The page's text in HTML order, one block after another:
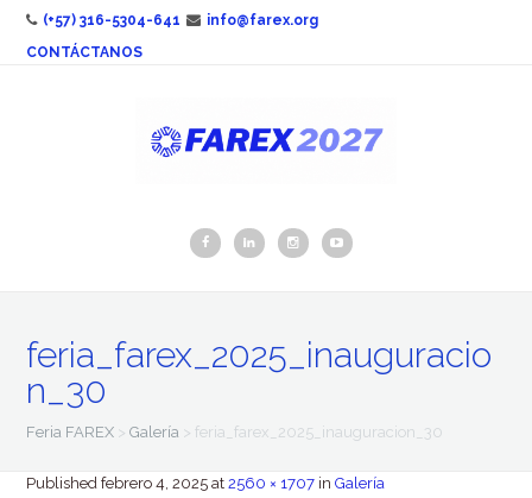
(+57) 316-5304-641
info@farex.org
CONTÁCTANOS
feria_farex_2025_inauguracio
n_30
Feria FAREX >Galería >feria_farex_2025_inauguracion_30
Publishedfebrero 4, 2025 at2560 × 1707 inGalería